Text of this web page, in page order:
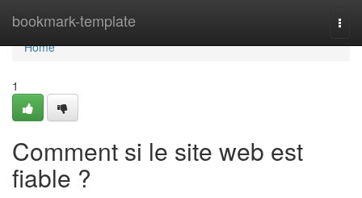
bookmark-template
Home
Home
1
Comment si le site web est
fiable ?